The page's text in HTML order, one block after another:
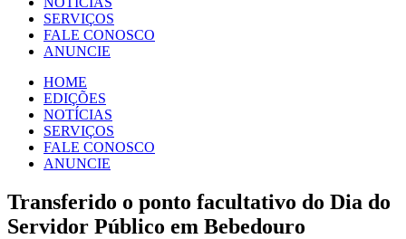
SERVIÇOS
FALE CONOSCO
ANUNCIE
HOME
EDIÇÕES
NOTÍCIAS
SERVIÇOS
FALE CONOSCO
ANUNCIE
Transferido o ponto facultativo do Dia do
Servidor Público em Bebedouro